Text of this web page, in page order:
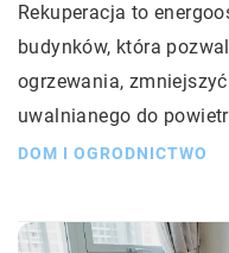
Rekuperacja to
budynków, która
ogrzewania,
uwalnianego do
DOM I OGRODNICTWO